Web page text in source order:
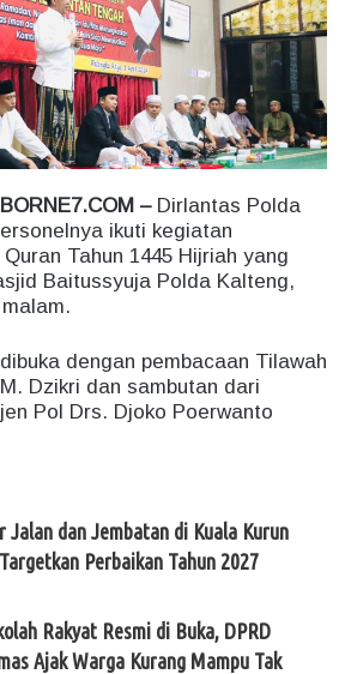
–Dirlantas Polda
ikuti kegiatan
Tahun 1445 Hijriah yang
Baitussyuja Polda Kalteng,
dengan pembacaan Tilawah
Dzikri dan sambutan dari
Pol Drs. Djoko Poerwanto
dan Jembatan di Kuala Kurun
Perbaikan Tahun 2027
Rakyat Resmi di Buka, DPRD
Ajak Warga Kurang Mampu Tak